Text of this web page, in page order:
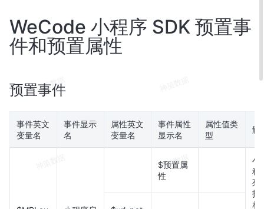
WeCode 小程序 SDK 预置事
件和预置属性
预置事件
事件英文
变量名
事件显示
名
属性英文
变量名
事件属性
显示名
属性值类
型
触
$预置属
性
小
程
死
打
相